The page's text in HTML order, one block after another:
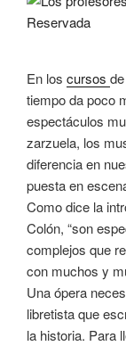
En los cursos
tiempo da poco
espectáculos
zarzuela, los
diferencia en
puesta en
Como dice la
Colón, “son
complejos que
con muchos y
Una ópera
libretista que
la historia. Para